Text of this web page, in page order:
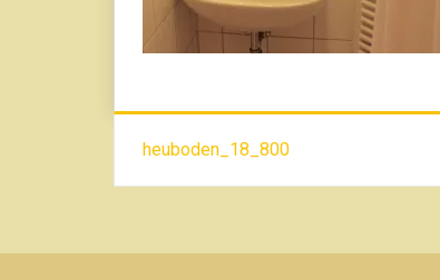
Beitrags-
Navigation
heuboden_18_800